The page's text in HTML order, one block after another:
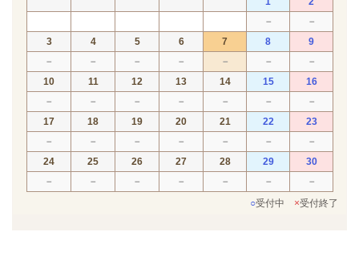
－
－
3
4 5 6 7 8
9
－
－ － － － －
－
10
11 12 13 14 15
16
－
－ － － － －
－
17
18 19 20 21 22
23
－
－ － － － －
－
24
25 26 27 28 29
30
－
－ － － － －
－
○受付中 ×受付終了